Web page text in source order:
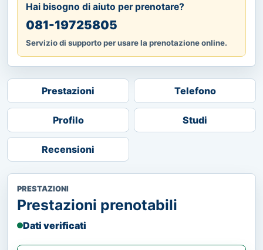
Hai bisogno di aiuto per prenotare?
081-19725805
Servizio di supporto per usare la prenotazione online.
Prestazioni Telefono
Profilo Studi
Recensioni
PRESTAZIONI
Prestazioni prenotabili
Dati verificati